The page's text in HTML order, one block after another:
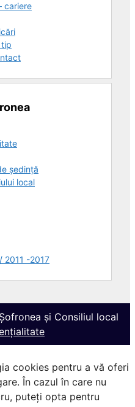
cariere
tip
ședință
local
2011 -2017
și Consiliul local
cookies pentru a vă oferi
În cazul în care nu
puteți opta pentru